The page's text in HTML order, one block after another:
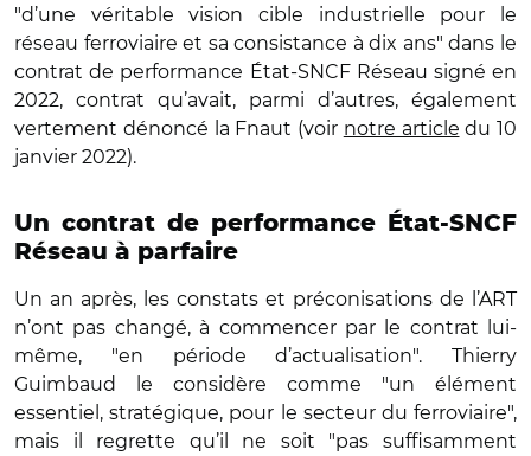
"d’une véritable vision cible industrielle pour le
réseau ferroviaire et sa consistance à dix ans" dans le
contrat de performance État-SNCF Réseau signé en
2022, contrat qu’avait, parmi d’autres, également
vertement dénoncé la Fnaut (voir notre article du 10
janvier 2022).
Un contrat de performance État-SNCF
Réseau à parfaire
Un an après, les constats et préconisations de l’ART
n’ont pas changé, à commencer par le contrat lui-
même, "en période d’actualisation". Thierry
Guimbaud le considère comme "un élément
essentiel, stratégique, pour le secteur du ferroviaire",
mais il regrette qu’il ne soit "pas suffisamment